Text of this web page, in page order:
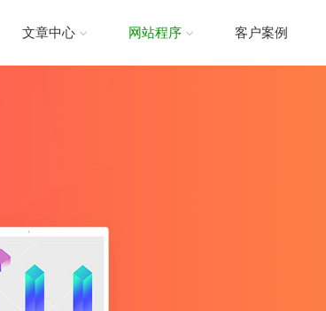
文章中心 网站程序 客户案例